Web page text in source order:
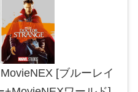
[ブルーレイ